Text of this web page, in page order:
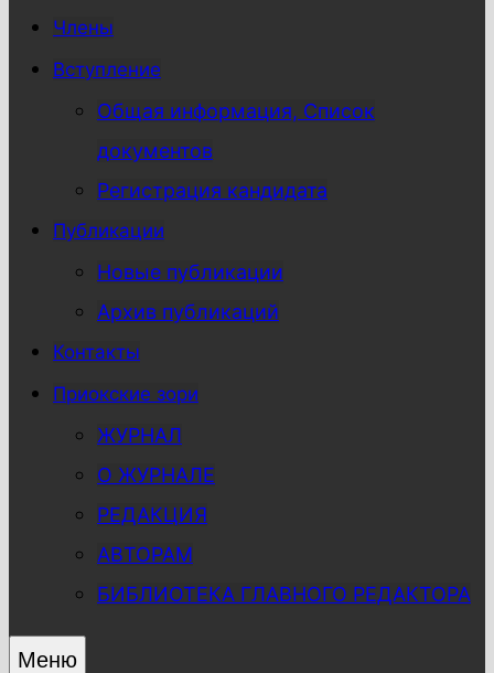
Члены
Вступление
Общая информация, Список
документов
Регистрация кандидата
Публикации
Новые публикации
Архив публикаций
Контакты
Приокские зори
ЖУРНАЛ
О ЖУРНАЛЕ
РЕДАКЦИЯ
АВТОРАМ
БИБЛИОТЕКА ГЛАВНОГО РЕДАКТОРА
Меню